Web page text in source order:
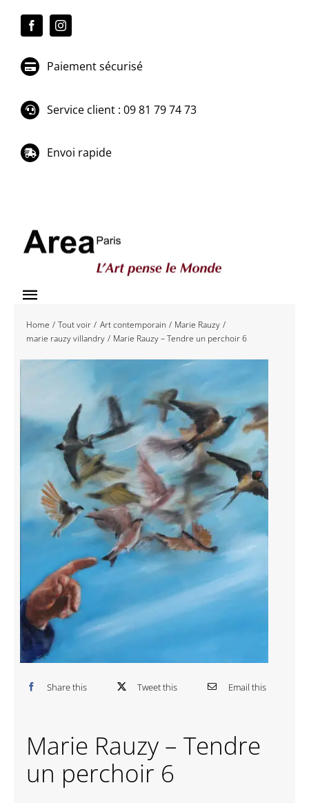
Paiement sécurisé
Service client : 09 81 79 74 73
Envoi rapide
Toggle
Navigation
Accueil
Artistes
Éditions
Area revue)s(
Area antic
À propos
Contactez-nous
Home Tout voir Art contemporain
Marie Rauzy
marie rauzy villandry
Marie Rauzy – Tendre un perchoir 6
Share this Tweet this Email this
Marie Rauzy – Tendre
un perchoir 6